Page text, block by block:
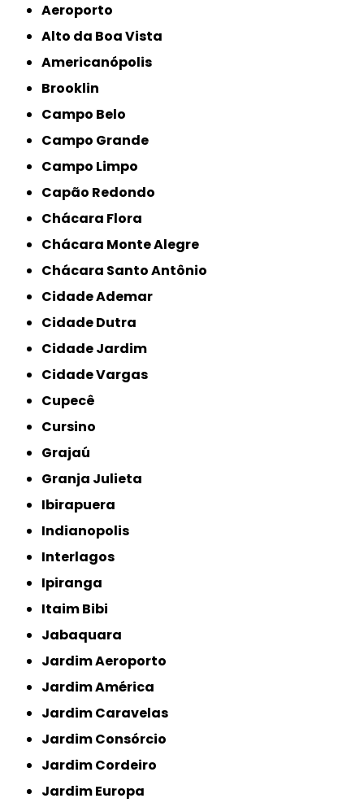
Aeroporto
Alto da Boa Vista
Americanópolis
Brooklin
Campo Belo
Campo Grande
Campo Limpo
Capão Redondo
Chácara Flora
Chácara Monte Alegre
Chácara Santo Antônio
Cidade Ademar
Cidade Dutra
Cidade Jardim
Cidade Vargas
Cupecê
Cursino
Grajaú
Granja Julieta
Ibirapuera
Indianopolis
Interlagos
Ipiranga
Itaim Bibi
Jabaquara
Jardim Aeroporto
Jardim América
Jardim Caravelas
Jardim Consórcio
Jardim Cordeiro
Jardim Europa